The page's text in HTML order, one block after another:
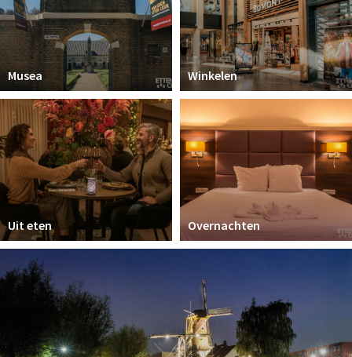
Musea Winkelen
Uit eten Overnachten